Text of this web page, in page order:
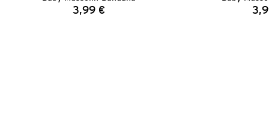
Preis:
3,99 €